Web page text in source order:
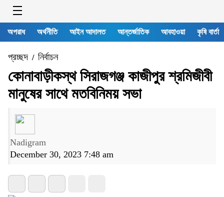
অপরাধ অর্থনীতি আইন আদালত আন্তর্জাতিক আবহাওয়া কৃষি বার্তা
প্রচ্ছদ/ নির্বাচন
কোনাবাড়ীকস্থ সিরাজগঞ্জ কাজীপুর শ্রমিজীবী
মানুষের সাথে মতবিনিময় সভা
Nadigram
December 30, 2023 7:48 am